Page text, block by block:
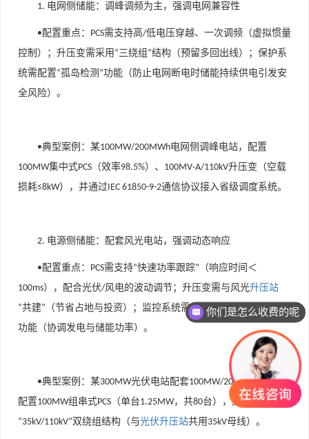
1. 电网侧储能：调峰调频为主，强调电网兼容性
•配置重点 ： PCS需支持高/低电压穿越、一次调频（虚拟惯量
控制）；升压变需采用 “三绕组 ”结构（预留多回出线）；保护系
统需配置“孤岛检测 ”功能（防止电网断电时储能持续供电引发安
全风险）。
•典型案例 ：某100MW/200MWh电网侧调峰电站，配置
100MW集中式PCS （效率98.5%）、 100MV·A/110kV升压变（空载
损耗≤8kW），并通过IEC 61850-9-2通信协议接入省级调度系统。
2. 电源侧储能：配套风光电站，强调动态响应
•配置重点 ： PCS需支持“快速功率跟踪” （响应时间＜
100ms），配合光伏/风电的波动调节；升压变需与风光升压站
“共建” （节省占地与投资）；监控系统需集成“风光储联合控制”
功能（协调发电与储能功率）。
•典型案例 ：某300MW光伏电站配套100MW/200MWh储能，
配置100MW组串式PCS （单台1.25MW，共80台），升压变采用
“35kV/110kV”双绕组结构（与光伏升压站共用 35kV母线）。
你们是怎么收费的呢